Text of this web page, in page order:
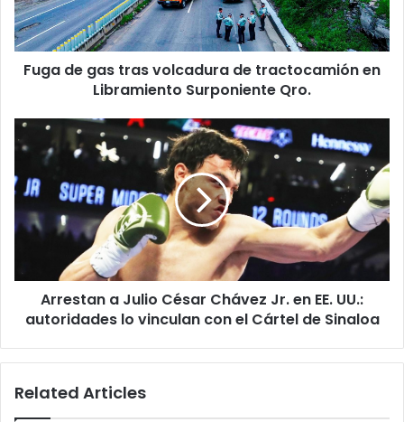
tractocamión
en
Libramiento
Surponiente
Fuga de gas tras volcadura de tractocamión en
Libramiento Surponiente Qro.
Arrestan
a
César
Chávez
Jr.
UU.:
autoridades
con
Cártel
Arrestan a Julio César Chávez Jr. en EE. UU.:
autoridades lo vinculan con el Cártel de Sinaloa
Related Articles